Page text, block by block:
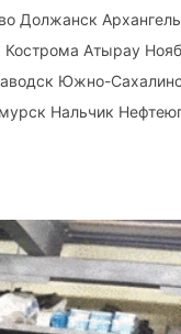
Должанск
Атырау
Южно-
Нальчик